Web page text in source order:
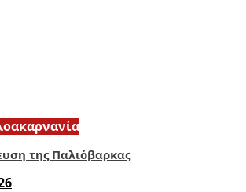
της Παλιόβαρκας